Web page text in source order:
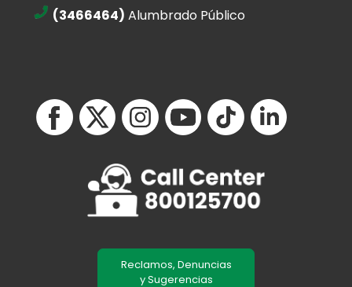
(3466464) Alumbrado Público
Reclamos, Denuncias
y Sugerencias